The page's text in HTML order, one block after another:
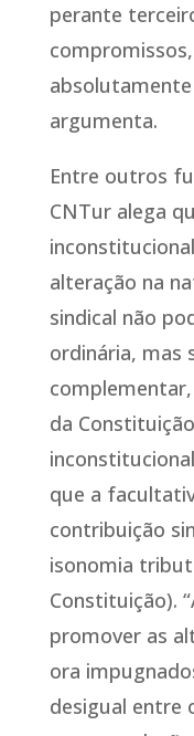
perante
argumenta.
Entre outros
CNTur alega
alteração na
sindical não
ordinária, mas
da
que a
contribuição
isonomia
Constituição).
promover as
ora
desigual entre